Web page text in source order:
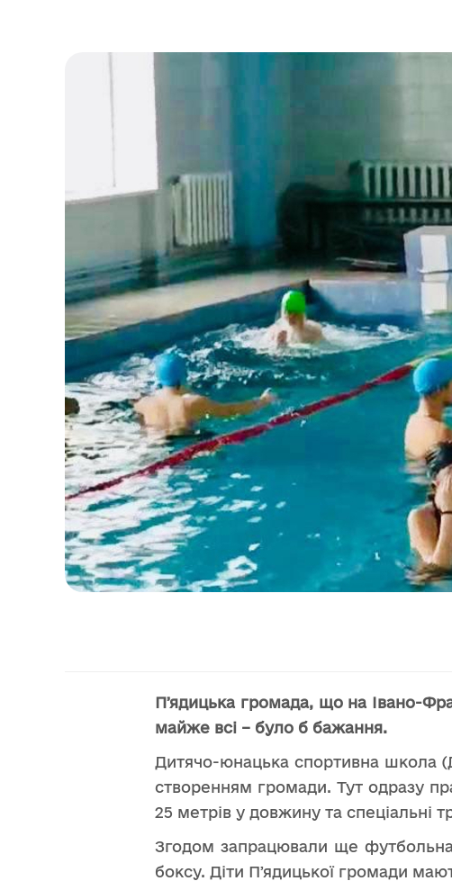
Пʼядицька громада, що на Івано-
майже всі – було б бажання.
Дитячо-юнацька спортивна школа
створенням громади. Тут одразу
25 метрів у довжину та спеціальні
Згодом запрацювали ще футбольна,
боксу. Діти Пʼядицької громади